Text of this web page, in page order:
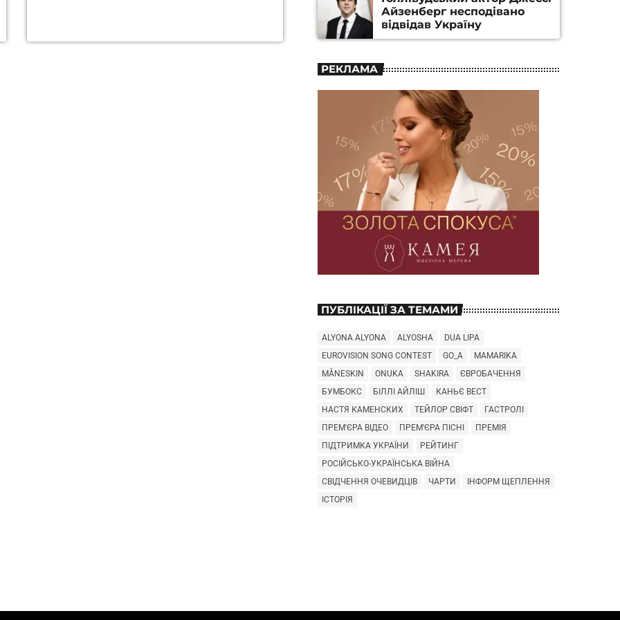
Айзенберг несподівано
відвідав Україну
РЕКЛАМА
ПУБЛІКАЦІЇ ЗА ТЕМАМИ
ALYONA ALYONA ALYOSHA
DUA LIPA
EUROVISION SONG CONTEST
GO_A
MAMARIKA
MÅNESKIN
ONUKA SHAKIRA
ЄВРОБАЧЕННЯ
БУМБОКС
БІЛЛІ АЙЛІШ
КАНЬЄ ВЕСТ
НАСТЯ КАМЕНСКИХ
ТЕЙЛОР СВІФТ
ГАСТРОЛІ
ПРЕМ'ЄРА ВІДЕО
ПРЕМ'ЄРА ПІСНІ
ПРЕМІЯ
ПІДТРИМКА УКРАЇНИ
РЕЙТИНГ
РОСІЙСЬКО-УКРАЇНСЬКА ВІЙНА
СВІДЧЕННЯ ОЧЕВИДЦІВ
ЧАРТИ
ІНФОРМ ЩЕПЛЕННЯ
ІСТОРІЯ